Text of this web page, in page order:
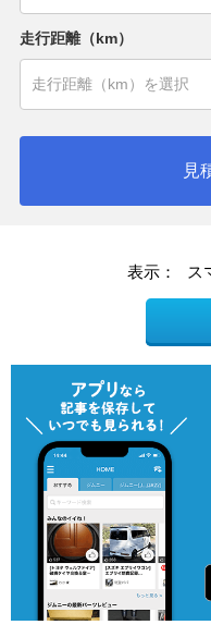
走行距離（km）
見
表示： ス